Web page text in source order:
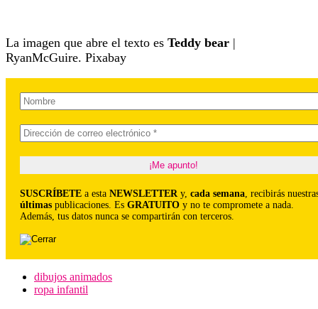
La imagen que abre el texto es Teddy bear |
RyanMcGuire. Pixabay
SUSCRÍBETE a esta NEWSLETTER y, cada semana , recibirás
últimas publicaciones. Es GRATUITO y no te compromete a nada.
Además, tus datos nunca se compartirán con terceros.
dibujos animados
ropa infantil